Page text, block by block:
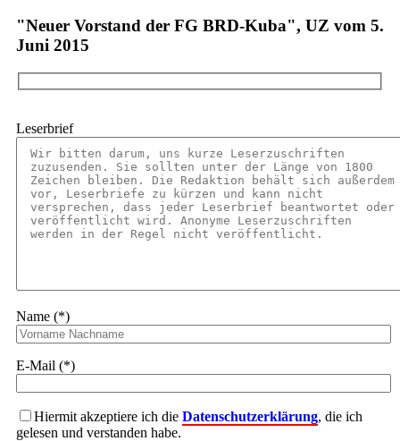
"Neuer Vorstand der FG BRD-Kuba", UZ vom 5.
Juni 2015
Leserbrief
Name (*)
E-Mail (*)
Hiermit akzeptiere ich die Datenschutzerklärung, die ich
gelesen und verstanden habe.